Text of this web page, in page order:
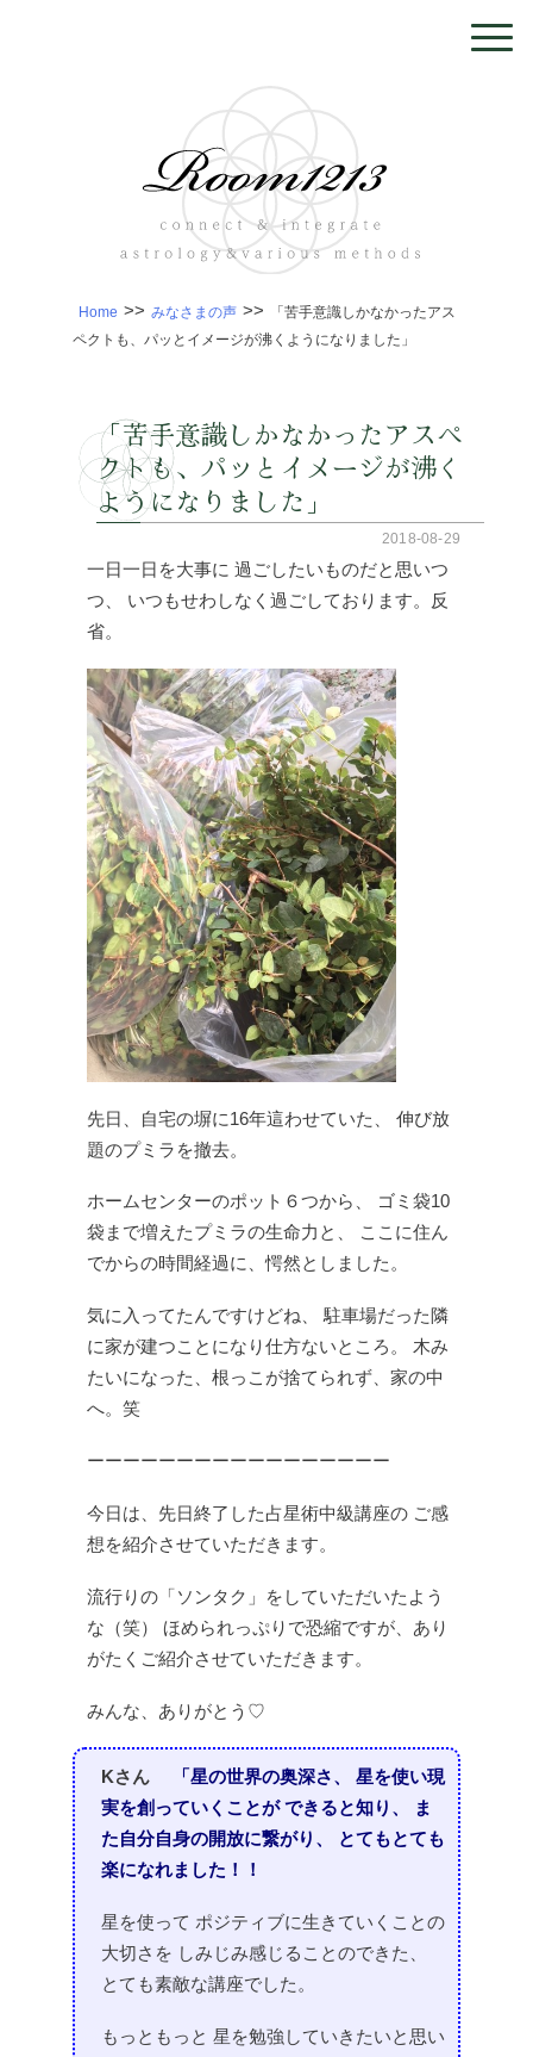
Home >> みなさまの声 >>
「苦手意識しかなかったアス
ペクトも、パッとイメージが沸くようになりました」
「苦手意識しかなかったアスペ
クトも、パッとイメージが沸く
ようになりました」
2018-08-29
一日一日を大事に 過ごしたいものだと思いつ
つ、
いつもせわしなく過ごしております。反
省。
先日、自宅の塀に16年這わせていた、
伸び放
題のプミラを撤去。
ホームセンターのポット６つから、
ゴミ袋10
袋まで増えたプミラの生命力と、
ここに住ん
でからの時間経過に、愕然としました。
気に入ってたんですけどね、
駐車場だった隣
に家が建つことになり仕方ないところ。
木み
たいになった、根っこが捨てられず、家の中
へ。笑
ーーーーーーーーーーーーーーーーー
今日は、先日終了した占星術中級講座の ご感
想を紹介させていただきます。
流行りの「ソンタク」をしていただいたよう
な（笑）
ほめられっぷりで恐縮ですが、あり
がたくご紹介させていただきます。
みんな、ありがとう♡
Kさん 「星の世界の奥深さ、
星を使い現
実を創っていくことが できると知り、
ま
た自分自身の開放に繋がり、
とてもとても
楽になれました！！
星を使って ポジティブに生きていくことの
大切さを しみじみ感じることのできた、
とても素敵な講座でした。
もっともっと 星を勉強していきたいと思い